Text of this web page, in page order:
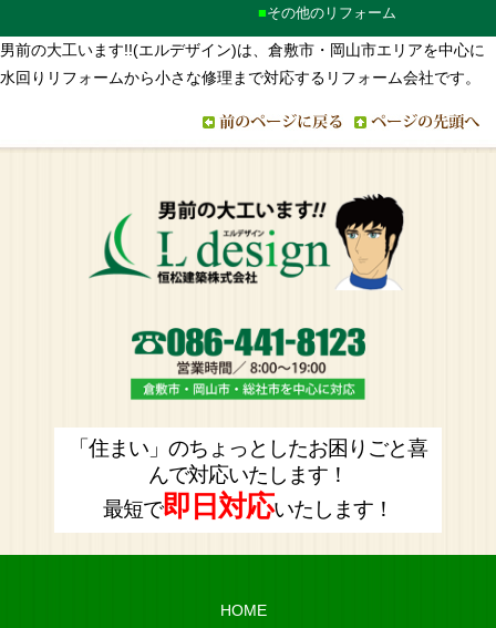
その他のリフォーム
男前の大工います!!(エルデザイン)は、倉敷市・岡山市エリアを中心に
水回りリフォームから小さな修理まで対応するリフォーム会社です。
「住まい」のちょっとしたお困りごと喜
んで対応いたします！
最短で即日対応いたします！
HOME